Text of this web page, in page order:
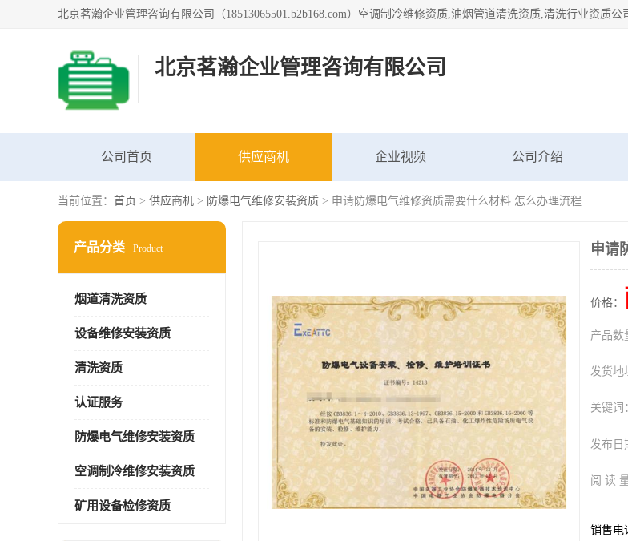
北京茗瀚企业管理咨询有限公司
公司首页 供应商机 企业视频 公司介绍
当前位置： 首页 > 供应商机 > 防爆电气维修安装资质 > 申请防爆电气维修资质需要什么材料 怎么办理流程
产品分类 Product
烟道清洗资质
设备维修安装资质
清洗资质
认证服务
防爆电气维修安装资质
空调制冷维修安装资质
矿用设备检修资质
申请
价格：
产品数
发货地
关键词
发布日
阅 读 量
销售电